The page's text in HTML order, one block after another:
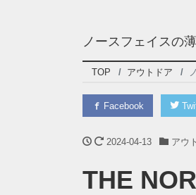
ノースフェイスの
TOP アウトドア
Facebook
2024-04-13 アウ
THE